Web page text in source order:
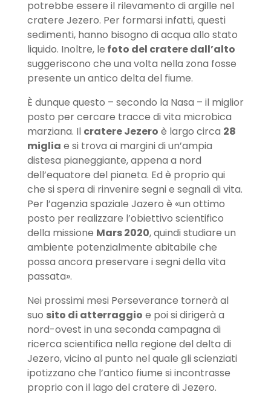
potrebbe essere il rilevamento di argille nel
cratere Jezero. Per formarsi infatti, questi
sedimenti, hanno bisogno di acqua allo stato
liquido. Inoltre, le foto del cratere dall’alto
suggeriscono che una volta nella zona fosse
presente un antico delta del fiume.
È dunque questo – secondo la Nasa – il miglior
posto per cercare tracce di vita microbica
marziana. Il cratere Jezero è largo circa 28
miglia e si trova ai margini di un’ampia
distesa pianeggiante, appena a nord
dell’equatore del pianeta. Ed è proprio qui
che si spera di rinvenire segni e segnali di vita.
Per l’agenzia spaziale Jazero è «un ottimo
posto per realizzare l’obiettivo scientifico
della missione Mars 2020, quindi studiare un
ambiente potenzialmente abitabile che
possa ancora preservare i segni della vita
passata».
Nei prossimi mesi Perseverance tornerà al
suo sito di atterraggio e poi si dirigerà a
nord-ovest in una seconda campagna di
ricerca scientifica nella regione del delta di
Jezero, vicino al punto nel quale gli scienziati
ipotizzano che l’antico fiume si incontrasse
proprio con il lago del cratere di Jezero.